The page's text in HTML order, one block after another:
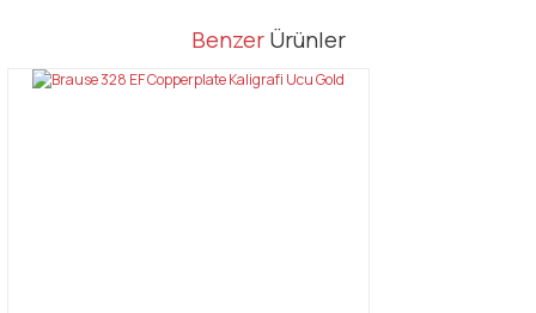
Bu ürüne ilk yorumu siz yapın!
Bu ürünün fiyat bilgisi, resim, ürün açıklamalarında ve diğer
tarafımıza iletebilirsiniz.
Benzer Ürünler